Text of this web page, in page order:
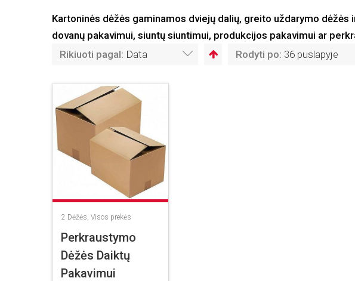
Kartoninės dėžės gaminamos dviejų dalių, greito uždarymo
dovanų pakavimui, siuntų siuntimui, produkcijos pakavimui ar
Rikiuoti pagal: Data Rodyti po: 36 puslapyje
2 Dėžės Visos prekės
Perkraustymo
Dėžės Daiktų
Pakavimui